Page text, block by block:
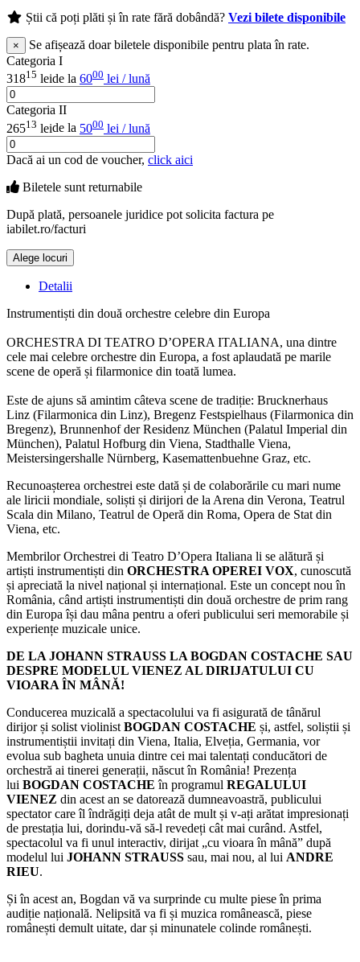
Știi că poți plăti și în rate fără dobândă? Vezi bilete disponibile
×
Se afișează doar biletele disponibile pentru plata în rate.
Categoria I
31815 leide la 6000 lei / lună
Categoria II
26513 leide la 5000 lei / lună
Dacă ai un cod de voucher, click aici
Biletele sunt returnabile
După plată, persoanele juridice pot solicita factura pe
iabilet.ro/facturi
Alege locuri
Detalii
Instrumentiști din două orchestre celebre din Europa
ORCHESTRA DI TEATRO D’OPERA ITALIANA, una dintre
cele mai celebre orchestre din Europa, a fost aplaudată pe marile
scene de operă și filarmonice din toată lumea.
Este de ajuns să amintim câteva scene de tradiție: Brucknerhaus
Linz (Filarmonica din Linz), Bregenz Festspielhaus (Filarmonica din
Bregenz), Brunnenhof der Residenz München (Palatul Imperial din
München), Palatul Hofburg din Viena, Stadthalle Viena,
Meistersingershalle Nürnberg, Kasemattenbuehne Graz, etc.
Recunoașterea orchestrei este dată și de colaborările cu mari nume
ale liricii mondiale, soliști și dirijori de la Arena din Verona, Teatrul
Scala din Milano, Teatrul de Operă din Roma, Opera de Stat din
Viena, etc.
Membrilor Orchestrei di Teatro D’Opera Italiana li se alătură și
artiști instrumentiști din ORCHESTRA OPEREI VOX, cunoscută
și apreciată la nivel național și internațional. Este un concept nou în
România, când artiști instrumentiști din două orchestre de prim rang
din Europa își dau mâna pentru a oferi publicului seri memorabile și
experiențe muzicale unice.
DE LA JOHANN STRAUSS LA BOGDAN COSTACHE SAU
DESPRE MODELUL VIENEZ AL DIRIJATULUI CU
VIOARA ÎN MÂNĂ!
Conducerea muzicală a spectacolului va fi asigurată de tânărul
dirijor și solist violinist BOGDAN COSTACHE și, astfel, soliștii și
instrumentiștii invitați din Viena, Italia, Elveția, Germania, vor
evolua sub bagheta unuia dintre cei mai talentați conducători de
orchestră ai tinerei generații, născut în România! Prezența
lui BOGDAN COSTACHE în programul REGALULUI
VIENEZ din acest an se datorează dumneavoastră, publicului
spectator care îl îndrăgiți deja atât de mult și v-ați arătat impresionați
de prestația lui, dorindu-vă să-l revedeți cât mai curând. Astfel,
spectacolul va fi unul interactiv, dirijat „cu vioara în mână” după
modelul lui JOHANN STRAUSS sau, mai nou, al lui ANDRE
RIEU.
Și în acest an, Bogdan vă va surprinde cu multe piese în prima
audiție națională. Nelipsită va fi și muzica românească, piese
românești demult uitate, dar și minunatele colinde românești.